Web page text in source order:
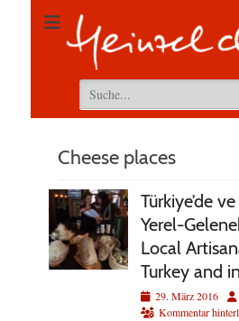
Suchen
nach:
Cheese places
Türkiye’de
Yerel-
Local
Turkey and
Veröffentlicht
am
29. März 2016
Kommentar